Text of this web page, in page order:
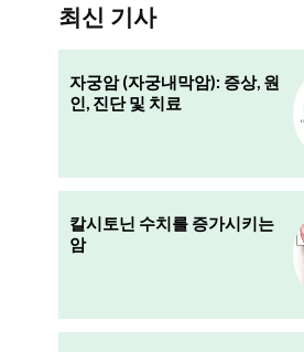
최신 기사
자궁암 (자궁내막암): 증상, 원
인, 진단 및 치료
칼시토닌 수치를 증가시키는
암